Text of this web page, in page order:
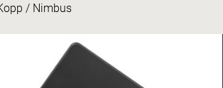
/ Nimbus